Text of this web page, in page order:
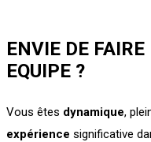
ENVIE DE
EQUIPE ?
Vous êtes dynamique,
expérience significative